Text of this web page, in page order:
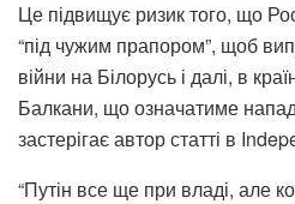
Це підвищує ризик того, що
“під чужим прапором”, щоб
війни на Білорусь і далі, в
Балкани, що означатиме
застерігає автор статті в
“Путін все ще при владі, але